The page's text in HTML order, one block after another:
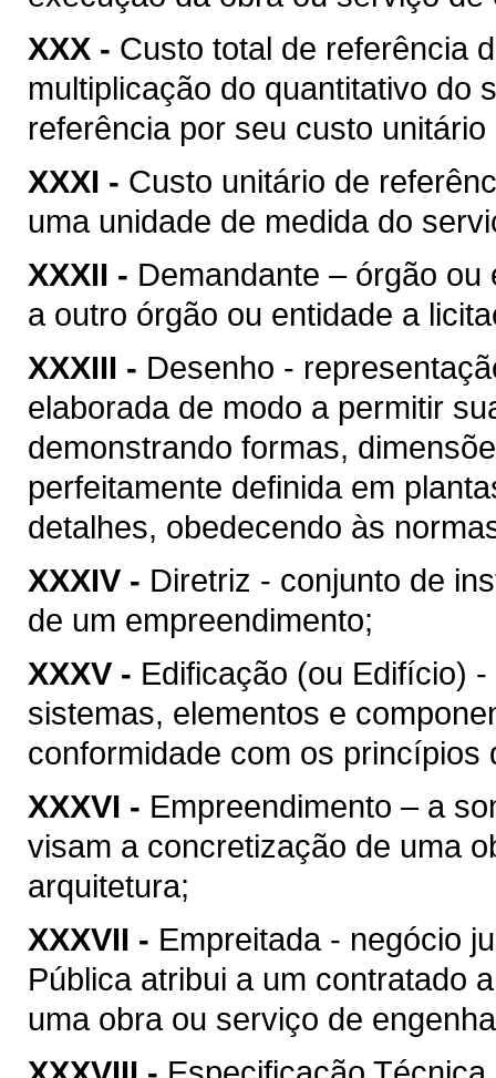
XXX - Custo total de referência
multiplicação do quantitativo do
referência por seu custo
XXXI - Custo unitário de
uma unidade de medida do
XXXII - Demandante – órgão
a outro órgão ou entidade a
XXXIII - Desenho -
elaborada de modo a permitir
demonstrando formas,
perfeitamente definida em
detalhes, obedecendo às
XXXIV - Diretriz - conjunto de
de um empreendimento;
XXXV - Edificação (ou Edifício)
sistemas, elementos e
conformidade com os
XXXVI - Empreendimento – a
visam a concretização de uma
arquitetura;
XXXVII - Empreitada - negócio
Pública atribui a um contratado
uma obra ou serviço de